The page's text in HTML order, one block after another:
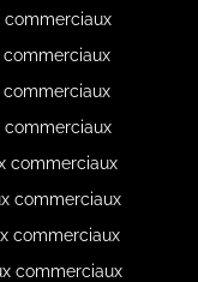
commerciaux
commerciaux
commerciaux
commerciaux
commerciaux
commerciaux
commerciaux
commerciaux